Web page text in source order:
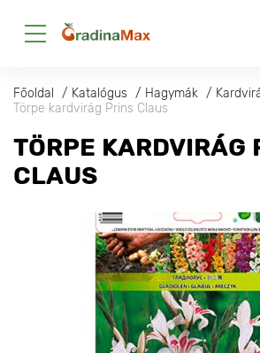
Főoldal Katalógus Hagymák
Törpe kardvirág Prins Claus
TÖRPE KARDVIRÁG
CLAUS